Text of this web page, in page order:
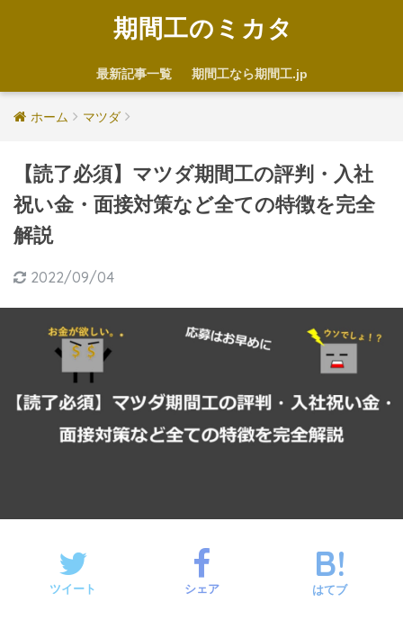
期間工のミカタ
最新記事一覧 期間工なら期間工.jp
ホーム マツダ
【読了必須】マツダ期間工の評判・入社
祝い金・面接対策など全ての特徴を完全
解説
2022/09/04
ツイート シェア はてブ